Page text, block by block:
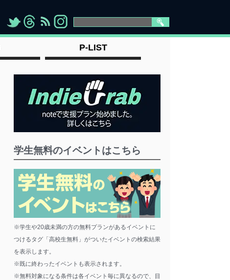
"> "> "> " >
P-LIST
学生無料のイベントはこちら
※学生や20歳未満の方の無料プランがあるイベントに
つけるタグ「高校生無料」がついたイベントの検索結果
を表示します。
※既に終わったイベントも表示されます。
※無料対象になる条件は各イベント毎に異なるので、目